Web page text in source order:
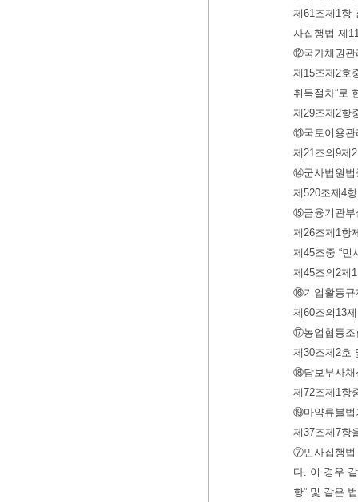
제61조제1항
사집행법 제
⑫국가채권관
제15조제2호
취득절차”로
제29조제2항
⑬국토이용관
제21조의9제
⑭군사법원법
제520조제4
⑮금융기관부
제26조제1항
제45조중 “민
제45조의2제
⑯기업활동규
제60조의13
⑰농업협동조
제30조제2호
⑱담보부사채
제72조제1항
⑲마약류불법
제37조제7항
⑦민사집행법
다. 이 경우
항” 및 같은